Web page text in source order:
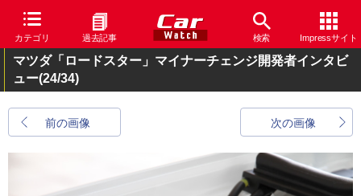
カテゴリ 過去記事 検索 Impressサイト
マツダ「ロードスター」マイナーチェンジ開発者インタビ
ュー(24/34)
前の画像 次の画像